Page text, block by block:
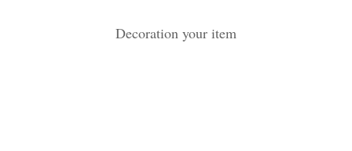
Decoration your item